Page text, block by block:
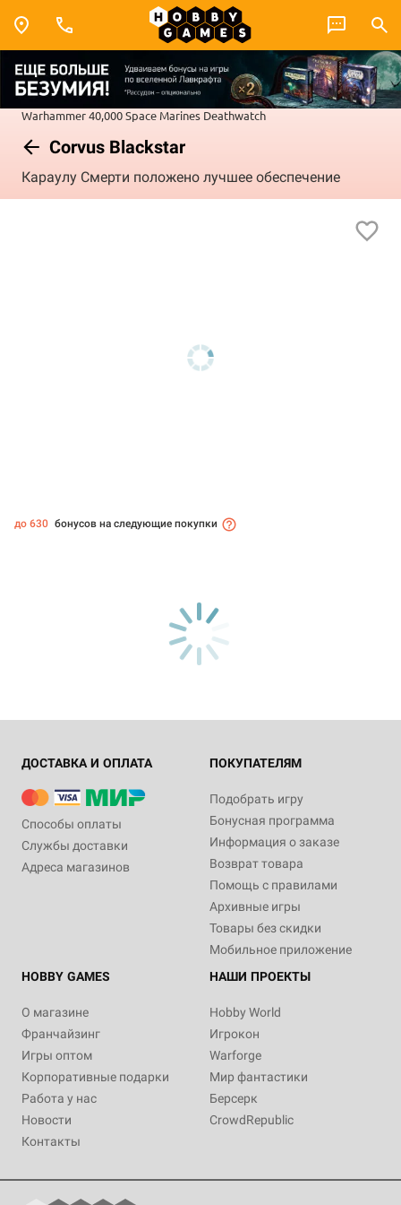
Warhammer 40,000Space Marines Deathwatch
Corvus Blackstar
Караулу Смерти положено лучшее обеспечение
до 630 бонусов на следующие покупки
ДОСТАВКА И ОПЛАТА
Способы оплаты
Службы доставки
Адреса магазинов
ПОКУПАТЕЛЯМ
Подобрать игру
Бонусная программа
Информация о заказе
Возврат товара
Помощь с правилами
Архивные игры
Товары без скидки
Мобильное приложение
HOBBY GAMES
О магазине
Франчайзинг
Игры оптом
Корпоративные подарки
Работа у нас
Новости
Контакты
НАШИ ПРОЕКТЫ
Hobby World
Игрокон
Warforge
Мир фантастики
Берсерк
CrowdRepublic